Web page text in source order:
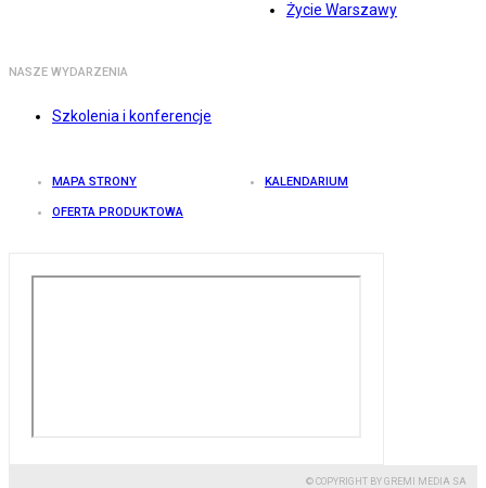
Życie Warszawy
NASZE WYDARZENIA
Szkolenia i konferencje
MAPA STRONY KALENDARIUM
OFERTA PRODUKTOWA
© COPYRIGHT BY GREMI MEDIA SA